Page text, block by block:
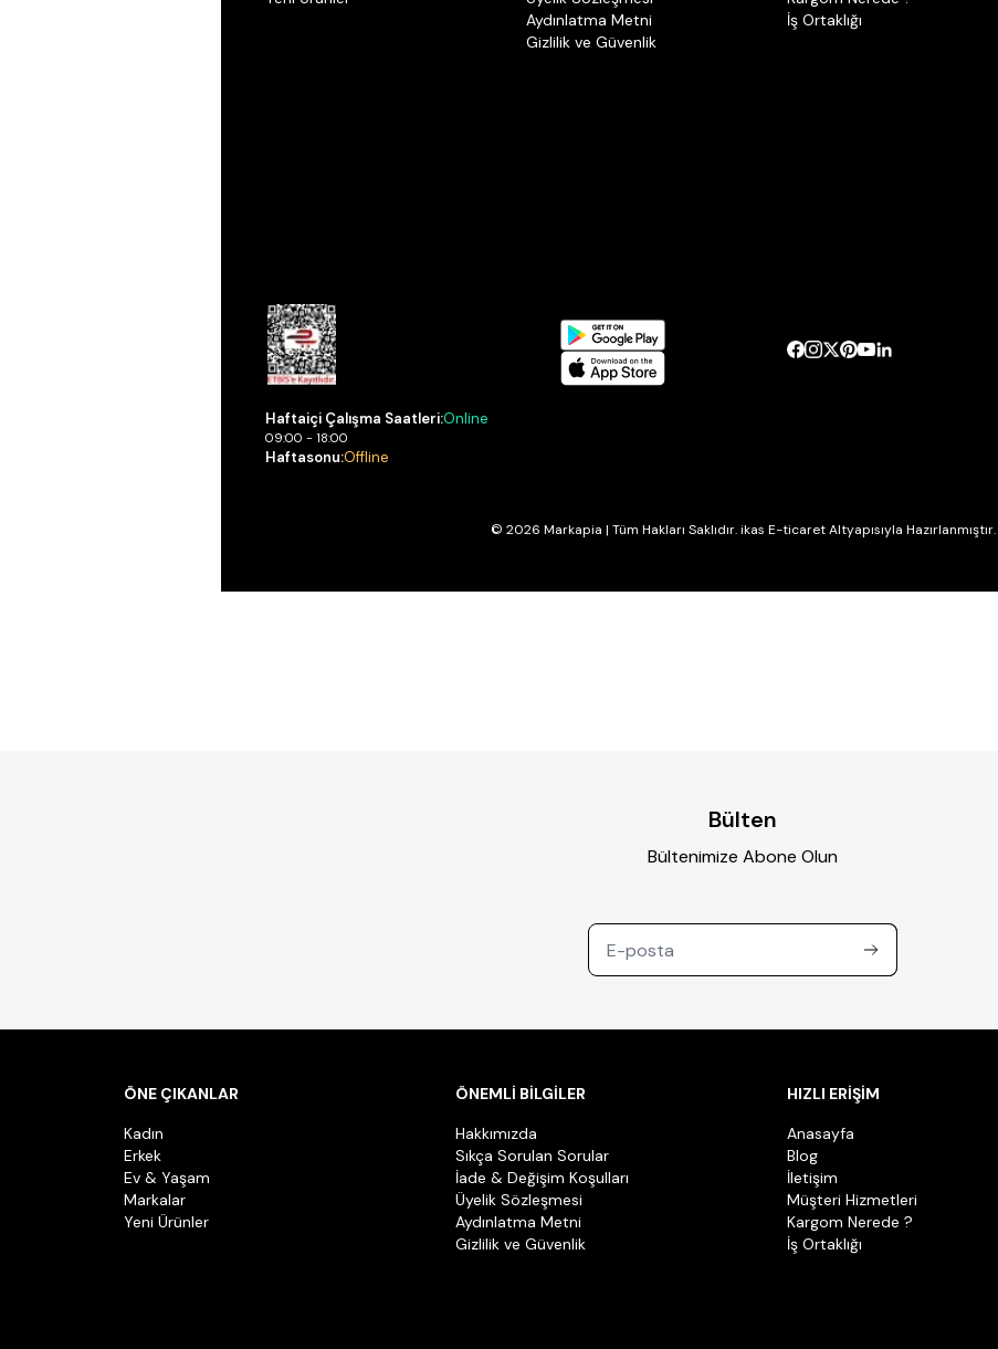
Aydınlatma Metni
Gizlilik ve Güvenlik
İş Ortaklığı
Haftaiçi Çalışma Saatleri:Online
09:00 - 18:00
Haftasonu:Offline
© 2026 Markapia | Tüm Hakları Saklıdır. ikas E-ticaret Altyapısıyla Hazırlanmıştır.
Bülten
Bültenimize Abone Olun
ÖNE ÇIKANLAR
Kadın
Erkek
Ev & Yaşam
Markalar
Yeni Ürünler
ÖNEMLİ BİLGİLER
Hakkımızda
Sıkça Sorulan Sorular
İade & Değişim Koşulları
Üyelik Sözleşmesi
Aydınlatma Metni
Gizlilik ve Güvenlik
HIZLI ERİŞİM
Anasayfa
Blog
İletişim
Müşteri Hizmetleri
Kargom Nerede ?
İş Ortaklığı